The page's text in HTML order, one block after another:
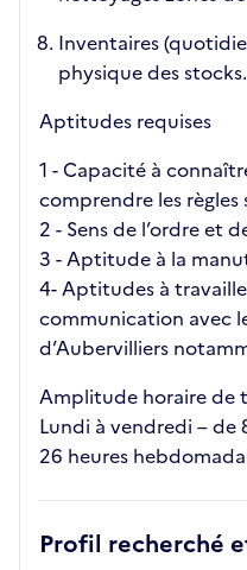
Inventaires
physique des stocks.
Aptitudes requises
1 - Capacité à
comprendre les
2 - Sens de l’ordre et
3 - Aptitude à la
4- Aptitudes à
communication avec
d’Aubervilliers
Amplitude horaire de
Lundi à vendredi – de
26 heures
Profil recherché